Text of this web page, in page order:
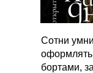
Сотни
бортами,